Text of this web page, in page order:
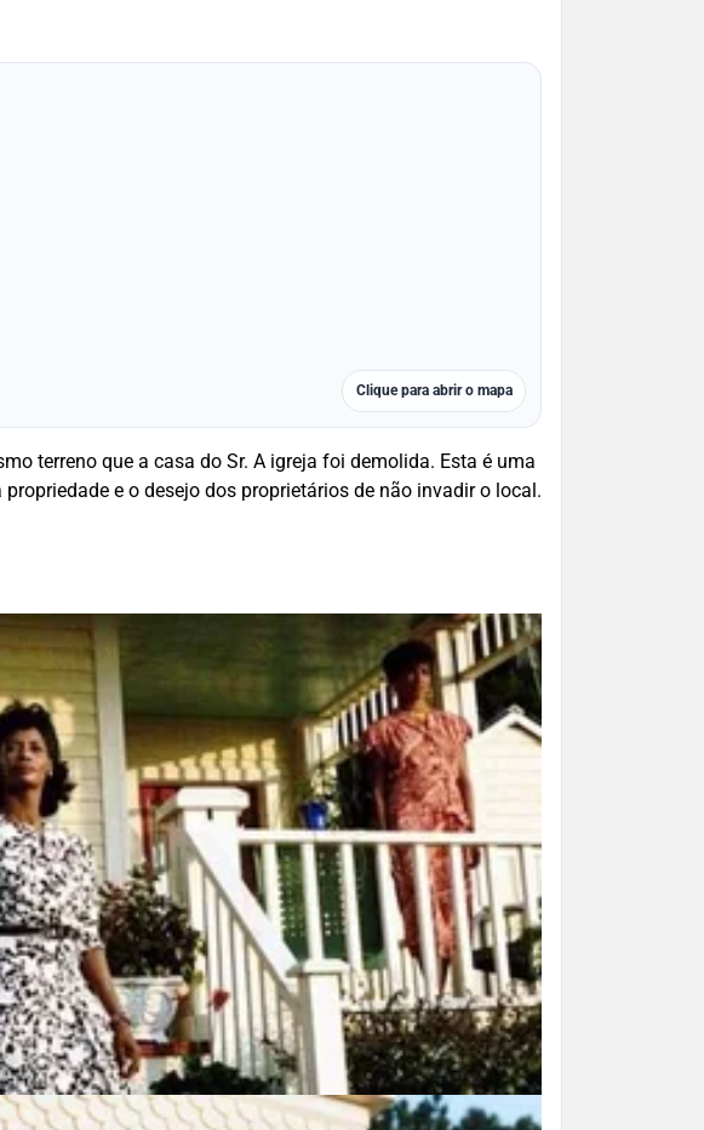
Clique para abrir o mapa
que a casa do Sr. A igreja foi demolida. Esta é uma
e o desejo dos proprietários de não invadir o local.